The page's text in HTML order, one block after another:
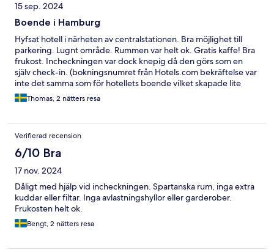
15 sep. 2024
Boende i Hamburg
Hyfsat hotell i närheten av centralstationen. Bra möjlighet till
parkering. Lugnt område. Rummen var helt ok. Gratis kaffe! Bra
frukost. Incheckningen var dock knepig då den görs som en
själv check-in. (bokningsnumret från Hotels.com bekräftelse var
inte det samma som för hotellets boende vilket skapade lite
bekymmer) Trevlig personal som assisterade.
Thomas, 2 nätters resa
Verifierad recension
6/10 Bra
17 nov. 2024
Dåligt med hjälp vid incheckningen. Spartanska rum, inga extra
kuddar eller filtar. Inga avlastningshyllor eller garderober.
Frukosten helt ok.
Bengt, 2 nätters resa